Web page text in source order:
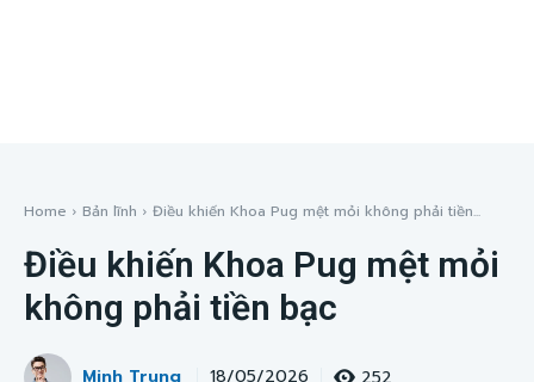
Home Bản lĩnh Điều khiến Khoa Pug mệt mỏi không phải tiền...
Điều khiến Khoa Pug mệt mỏi
không phải tiền bạc
Minh Trung 18/05/2026 252